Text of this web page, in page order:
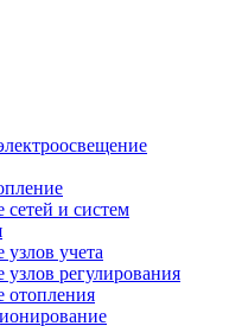
сетей и систем
учета
регулирования
отопления